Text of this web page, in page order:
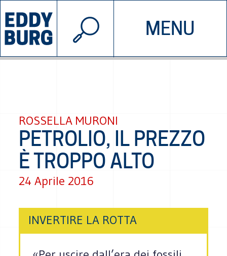
MENU
INIZIATIVE CHI SIAMO
© 2026 EDDYBURG
ROSSELLA MURONI
PETROLIO, IL PREZZO
È TROPPO ALTO
24 Aprile 2016
INVERTIRE LA ROTTA